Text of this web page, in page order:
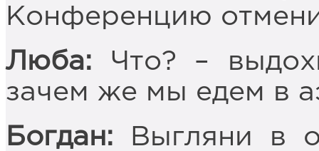
Конференцию
Люба: Что? –
зачем же мы едем в
Богдан: Выгляни в